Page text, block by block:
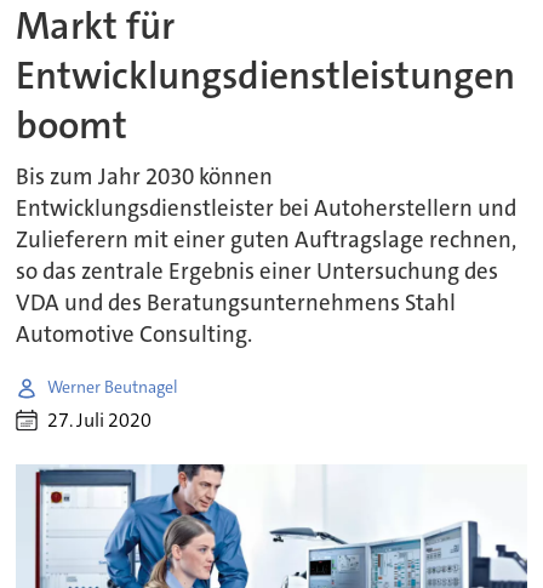
Markt für
Entwicklungsdienstleistungen
boomt
Bis zum Jahr 2030 können
Entwicklungsdienstleister bei Autoherstellern und
Zulieferern mit einer guten Auftragslage rechnen,
so das zentrale Ergebnis einer Untersuchung des
VDA und des Beratungsunternehmens Stahl
Automotive Consulting.
Werner Beutnagel
27. Juli 2020